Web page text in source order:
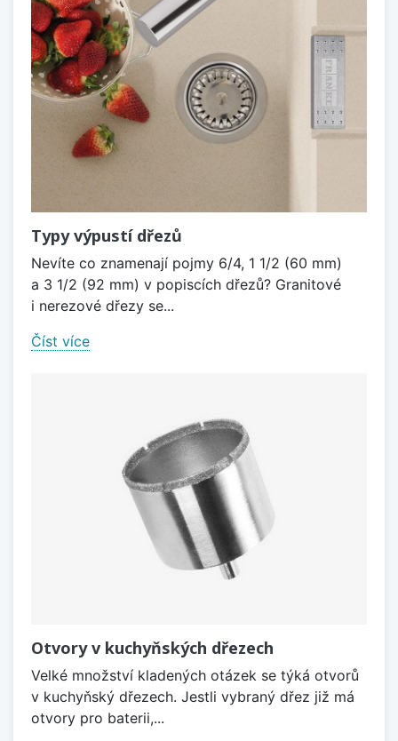
Typy výpustí dřezů
Nevíte co znamenají pojmy 6/4, 1 1/2 (60 mm)
a 3 1/2 (92 mm) v popiscích dřezů? Granitové
i nerezové dřezy se...
Číst více
Otvory v kuchyňských dřezech
Velké množství kladených otázek se týká otvorů
v kuchyňský dřezech. Jestli vybraný dřez již má
otvory pro baterii,...